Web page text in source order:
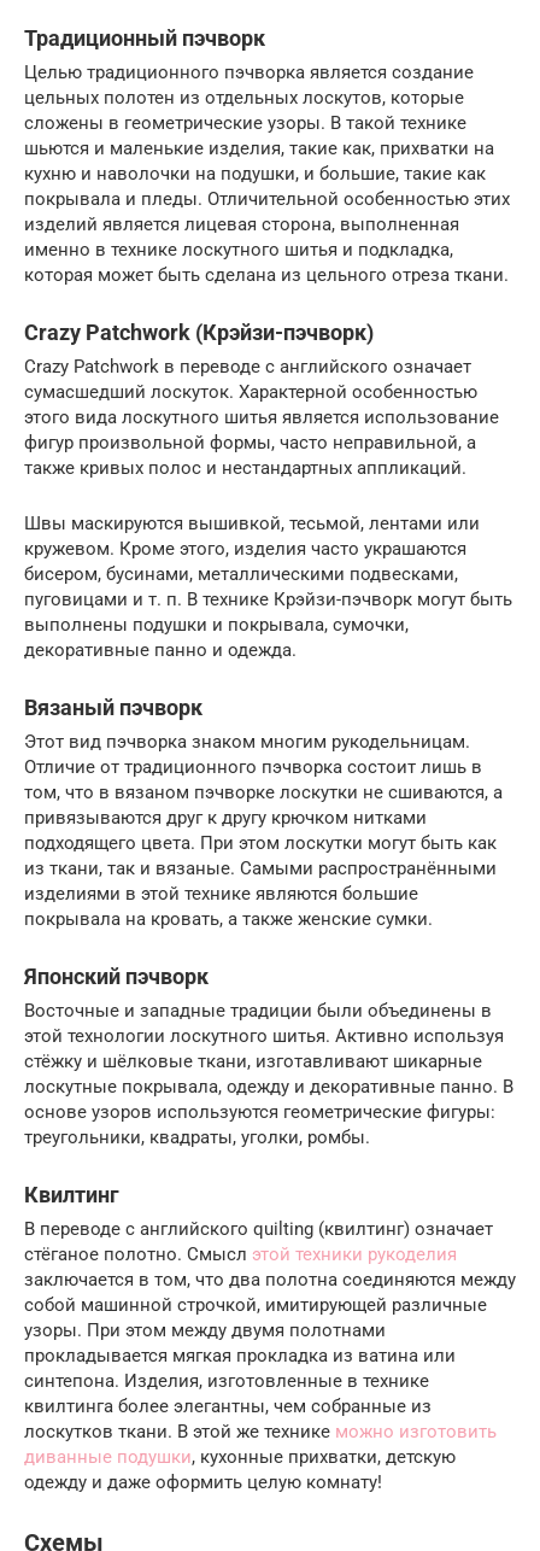
Традиционный пэчворк
Целью традиционного пэчворка является создание
цельных полотен из отдельных лоскутов, которые
сложены в геометрические узоры. В такой технике
шьются и маленькие изделия, такие как, прихватки на
кухню и наволочки на подушки, и большие, такие как
покрывала и пледы. Отличительной особенностью этих
изделий является лицевая сторона, выполненная
именно в технике лоскутного шитья и подкладка,
которая может быть сделана из цельного отреза ткани.
Crazy Patchwork (Крэйзи-пэчворк)
Crazy Patchwork в переводе с английского означает
сумасшедший лоскуток. Характерной особенностью
этого вида лоскутного шитья является использование
фигур произвольной формы, часто неправильной, а
также кривых полос и нестандартных аппликаций.
Швы маскируются вышивкой, тесьмой, лентами или
кружевом. Кроме этого, изделия часто украшаются
бисером, бусинами, металлическими подвесками,
пуговицами и т. п. В технике Крэйзи-пэчворк могут быть
выполнены подушки и покрывала, сумочки,
декоративные панно и одежда.
Вязаный пэчворк
Этот вид пэчворка знаком многим рукодельницам.
Отличие от традиционного пэчворка состоит лишь в
том, что в вязаном пэчворке лоскутки не сшиваются, а
привязываются друг к другу крючком нитками
подходящего цвета. При этом лоскутки могут быть как
из ткани, так и вязаные. Самыми распространёнными
изделиями в этой технике являются большие
покрывала на кровать, а также женские сумки.
Японский пэчворк
Восточные и западные традиции были объединены в
этой технологии лоскутного шитья. Активно используя
стёжку и шёлковые ткани, изготавливают шикарные
лоскутные покрывала, одежду и декоративные панно. В
основе узоров используются геометрические фигуры:
треугольники, квадраты, уголки, ромбы.
Квилтинг
В переводе с английского quilting (квилтинг) означает
стёганое полотно. Смысл этой техники рукоделия
заключается в том, что два полотна соединяются между
собой машинной строчкой, имитирующей различные
узоры. При этом между двумя полотнами
прокладывается мягкая прокладка из ватина или
синтепона. Изделия, изготовленные в технике
квилтинга более элегантны, чем собранные из
лоскутков ткани. В этой же технике можно изготовить
диванные подушки, кухонные прихватки, детскую
одежду и даже оформить целую комнату!
Схемы